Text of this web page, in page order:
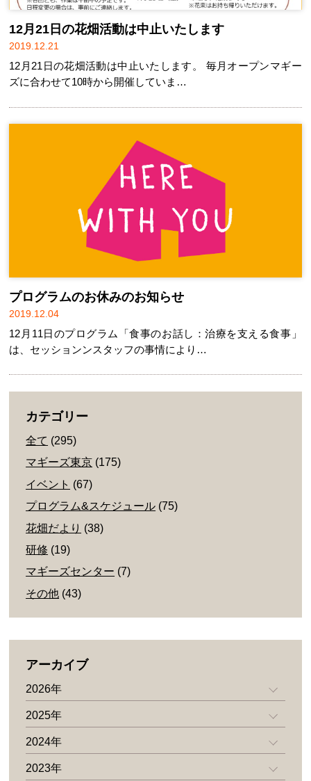
12月21日の花畑活動は中止いたします
2019.12.21
12月21日の花畑活動は中止いたします。 毎月オープンマギー
ズに合わせて10時から開催していま…
プログラムのお休みのお知らせ
2019.12.04
12月11日のプログラム「食事のお話し：治療を支える食事」
は、セッションンスタッフの事情により…
カテゴリー
全て (295)
マギーズ東京 (175)
イベント (67)
プログラム&スケジュール (75)
花畑だより (38)
研修 (19)
マギーズセンター (7)
その他 (43)
アーカイブ
2026年
2025年
2024年
2023年